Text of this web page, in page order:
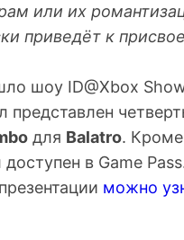
или их
приведёт к
шоу ID@Xbox
представлен
для Balatro. Кроме
доступен в Game
можно